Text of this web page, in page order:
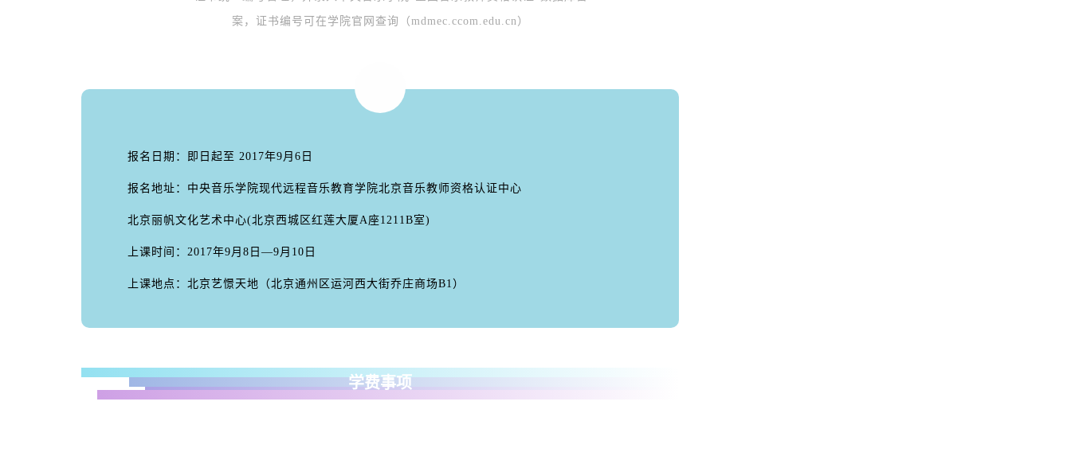
案，证书编号可在学院官网查询（mdmec.ccom.edu.cn）
报名日期：即日起至 2017年9月6日
报名地址：中央音乐学院现代远程音乐教育学院北京音乐教师资格认证中心
北京丽帆文化艺术中心(北京西城区红莲大厦A座1211B室)
上课时间：2017年9月8日—9月10日
上课地点：北京艺憬天地（北京通州区运河西大街乔庄商场B1）
学费事项